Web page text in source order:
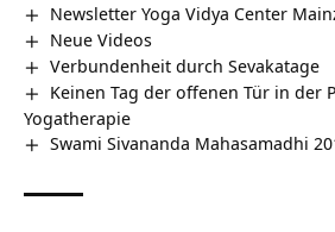
Newsletter Yoga Vidya Center
Neue Videos
Verbundenheit durch Sevakatage
Keinen Tag der offenen Tür in der
Yogatherapie
Swami Sivananda Mahasamadhi